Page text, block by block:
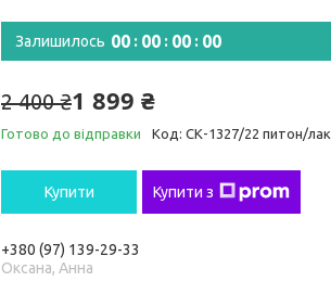
Залишилось 00 00 00 00
2 400 ₴1 899 ₴
Готово до відправки Код: СК-1327/22 питон/лак
Купити Купити з
+380 (97) 139-29-33
Оксана, Анна